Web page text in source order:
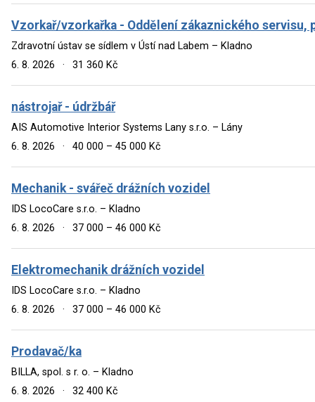
Vzorkař/vzorkařka - Oddělení zákaznického servisu,
Zdravotní ústav se sídlem v Ústí nad Labem – Kladno
6. 8. 2026
· 31 360 Kč
nástrojař - údržbář
AIS Automotive Interior Systems Lany s.r.o. – Lány
6. 8. 2026
· 40 000 – 45 000 Kč
Mechanik - svářeč drážních vozidel
IDS LocoCare s.r.o. – Kladno
6. 8. 2026
· 37 000 – 46 000 Kč
Elektromechanik drážních vozidel
IDS LocoCare s.r.o. – Kladno
6. 8. 2026
· 37 000 – 46 000 Kč
Prodavač/ka
BILLA, spol. s r. o. – Kladno
6. 8. 2026
· 32 400 Kč